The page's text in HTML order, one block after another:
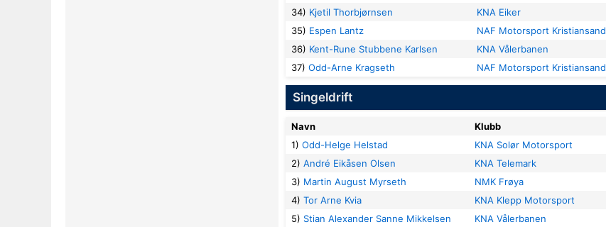
34) Kjetil Thorbjørnsen KNA Eiker
35) Espen Lantz NAF Motorsport Kristiansand
36) Kent-Rune Stubbene Karlsen KNA Vålerbanen
37) Odd-Arne Kragseth NAF Motorsport Kristiansand
Singeldrift
Navn Klubb
1) Odd-Helge Helstad KNA Solør Motorsport
2) André Eikåsen Olsen KNA Telemark
3) Martin August Myrseth NMK Frøya
4) Tor Arne Kvia KNA Klepp Motorsport
5) Stian Alexander Sanne Mikkelsen KNA Vålerbanen